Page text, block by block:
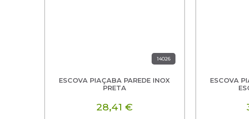
14026
ESCOVA PIAÇABA PAREDE INOX
PRETA
28,41 €
ESCOVA